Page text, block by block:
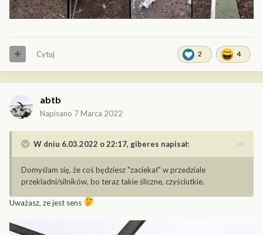
2 4
Cytuj
abtb
Napisano 7 Marca 2022
W dniu 6.03.2022 o 22:17, giberes napisał:
Domyślam się, że coś będziesz "zaciekał" w przedziale
przekladni/silników, bo teraz takie śliczne, czyściutkie.
Uważasz, ze jest sens